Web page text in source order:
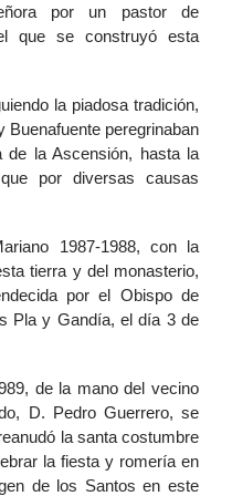
por un pastor de
que se construyó esta
la piadosa tradición,
Buenafuente peregrinaban
la Ascensión, hasta la
por diversas causas
1987-1988, con la
tierra y del monasterio,
por el Obispo de
Pla y Gandía, el día 3 de
de la mano del vecino
D. Pedro Guerrero, se
la santa costumbre
la fiesta y romería en
de los Santos en este